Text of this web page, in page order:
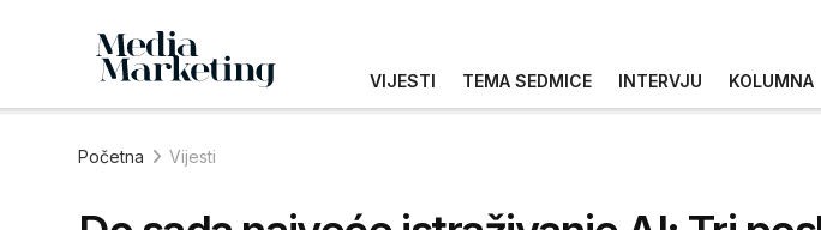
VIJESTI TEMA SEDMICE INTERVJU KOLUMNA
Početna Vijesti